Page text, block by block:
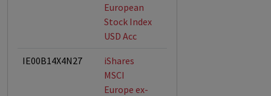
European
Stock Index
USD Acc
IE00B14X4N27
iShares
MSCI
Europe ex-